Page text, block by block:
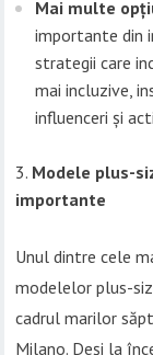
Mai multe
importante din
strategii care
mai incluzive,
influenceri și
Modele plus-
importante
Unul dintre cele
modelelor plus-
cadrul marilor
Milano. Deși la